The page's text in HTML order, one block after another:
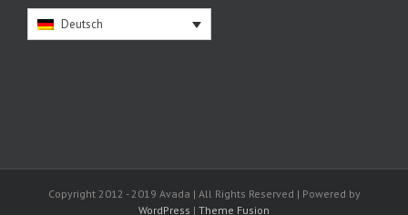
Deutsch
Copyright 2012 - 2019 Avada | All Rights Reserved | Powered by
WordPress | Theme Fusion